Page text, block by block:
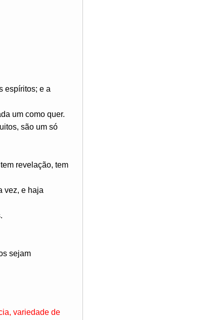
espíritos; e a
um como quer.
são um só
revelação, tem
vez, e haja
sejam
variedade de